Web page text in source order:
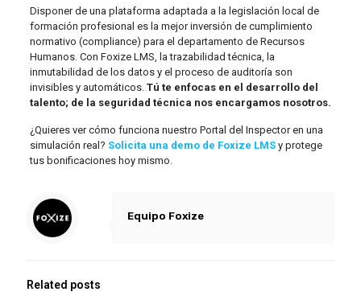
Disponer de una plataforma adaptada a la legislación local de
formación profesional es la mejor inversión de cumplimiento
normativo (compliance) para el departamento de Recursos
Humanos. Con Foxize LMS, la trazabilidad técnica, la
inmutabilidad de los datos y el proceso de auditoría son
invisibles y automáticos. Tú te enfocas en el desarrollo del
talento; de la seguridad técnica nos encargamos nosotros.
¿Quieres ver cómo funciona nuestro Portal del Inspector en una
simulación real? Solicita una demo de Foxize LMSy protege
tus bonificaciones hoy mismo.
Equipo Foxize
Related posts